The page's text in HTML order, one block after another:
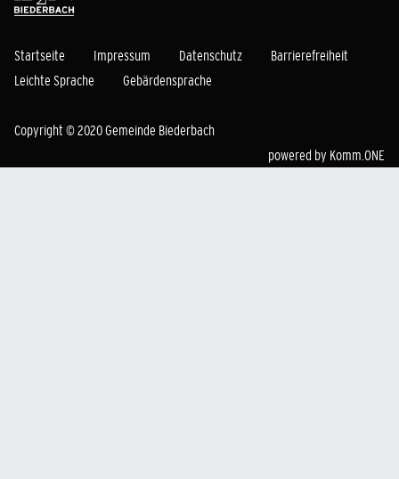
Startseite Impressum Datenschutz
Barrierefreiheit
Leichte Sprache
Gebärdensprache
Copyright © 2020 Gemeinde Biederbach
powered by Komm.ONE